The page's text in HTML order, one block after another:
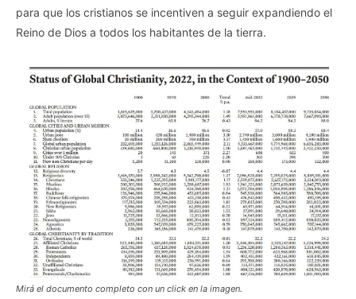
para que los cristianos se incentiven a seguir expandiendo el
Reino de Dios a todos los habitantes de la tierra.
Mirá el documento completo con un click en la imagen.